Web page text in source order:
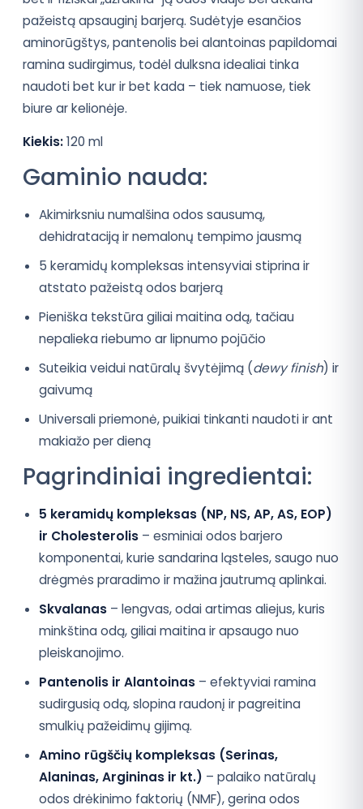
pažeistą apsauginį barjerą. Sudėtyje esančios
aminorūgštys, pantenolis bei alantoinas papildomai
ramina sudirgimus, todėl dulksna idealiai tinka
naudoti bet kur ir bet kada – tiek namuose, tiek
biure ar kelionėje.
Kiekis:120 ml
Gaminio nauda:
Akimirksniu numalšina odos sausumą,
dehidrataciją ir nemalonų tempimo jausmą
5 keramidų kompleksas intensyviai stiprina ir
atstato pažeistą odos barjerą
Pieniška tekstūra giliai maitina odą, tačiau
nepalieka riebumo ar lipnumo pojūčio
Suteikia veidui natūralų švytėjimą (dewy finish) ir
gaivumą
Universali priemonė, puikiai tinkanti naudoti ir ant
makiažo per dieną
Pagrindiniai ingredientai:
5 keramidų kompleksas (NP, NS, AP, AS, EOP)
ir Cholesterolis – esminiai odos barjero
komponentai, kurie sandarina ląsteles, saugo nuo
drėgmės praradimo ir mažina jautrumą aplinkai.
Skvalanas – lengvas, odai artimas aliejus, kuris
minkština odą, giliai maitina ir apsaugo nuo
pleiskanojimo.
Pantenolis ir Alantoinas – efektyviai ramina
sudirgusią odą, slopina raudonį ir pagreitina
smulkių pažeidimų gijimą.
Amino rūgščių kompleksas (Serinas,
Alaninas, Argininas ir kt.) – palaiko natūralų
odos drėkinimo faktorių (NMF), gerina odos